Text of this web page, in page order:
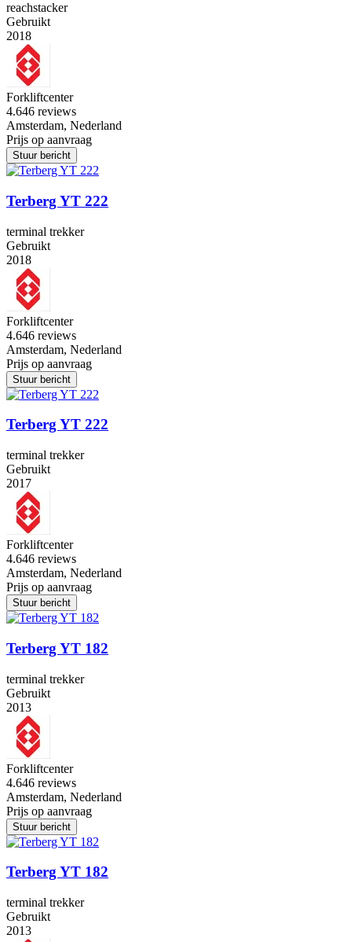
reachstacker
Gebruikt
2018
Forkliftcenter
4.646 reviews
Amsterdam, Nederland
Prijs op aanvraag
Stuur bericht
Terberg YT 222
terminal trekker
Gebruikt
2018
Forkliftcenter
4.646 reviews
Amsterdam, Nederland
Prijs op aanvraag
Stuur bericht
Terberg YT 222
terminal trekker
Gebruikt
2017
Forkliftcenter
4.646 reviews
Amsterdam, Nederland
Prijs op aanvraag
Stuur bericht
Terberg YT 182
terminal trekker
Gebruikt
2013
Forkliftcenter
4.646 reviews
Amsterdam, Nederland
Prijs op aanvraag
Stuur bericht
Terberg YT 182
terminal trekker
Gebruikt
2013